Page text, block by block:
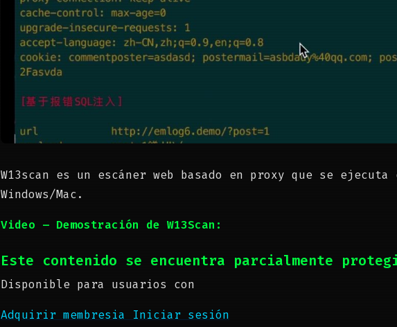
W13scan es un escáner web basado en proxy que se
Windows/Mac.
Video – Demostración de W13Scan:
Este contenido se encuentra parcialmente
Disponible para usuarios con
Adquirir membresia Iniciar sesión